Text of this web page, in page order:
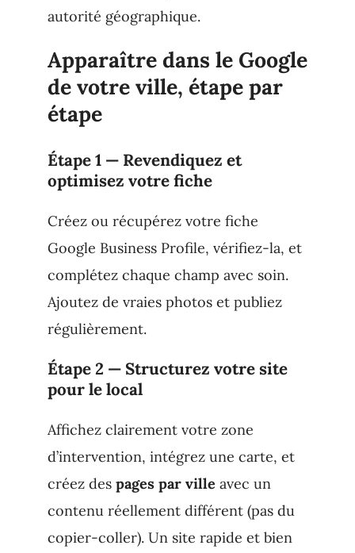
autorité géographique.
Apparaître dans le Google
de votre ville, étape par
étape
Étape 1 — Revendiquez et
optimisez votre fiche
Créez ou récupérez votre fiche
Google Business Profile, vérifiez-la, et
complétez chaque champ avec soin.
Ajoutez de vraies photos et publiez
régulièrement.
Étape 2 — Structurez votre site
pour le local
Affichez clairement votre zone
d’intervention, intégrez une carte, et
créez des pages par ville avec un
contenu réellement différent (pas du
copier-coller). Un site rapide et bien